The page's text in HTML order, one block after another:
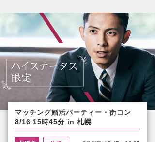
マッチング婚活パーティー・街コン
8/16 15時45分 in 札幌